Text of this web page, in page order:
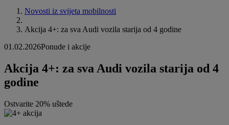
Novosti iz svijeta mobilnosti
Akcija 4+: za sva Audi vozila starija od 4 godine
01.02.2026Ponude i akcije
Akcija 4+: za sva Audi vozila starija od 4
godine
Ostvarite 20% uštede